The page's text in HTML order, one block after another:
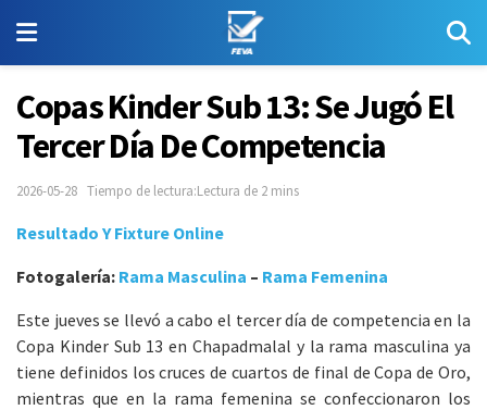
Copas Kinder Sub 13: Se Jugó El
Tercer Día De Competencia
2026-05-28 Tiempo de lectura:Lectura de 2 mins
Resultado Y Fixture Online
Fotogalería: Rama Masculina – Rama Femenina
Este jueves se llevó a cabo el tercer día de competencia en la
Copa Kinder Sub 13 en Chapadmalal y la rama masculina ya
tiene definidos los cruces de cuartos de final de Copa de Oro,
mientras que en la rama femenina se confeccionaron los